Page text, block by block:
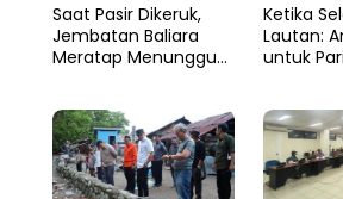
Saat Pasir Dikeruk,
Jembatan Baliara
Meratap Menunggu
Ketika
Lautan:
untuk